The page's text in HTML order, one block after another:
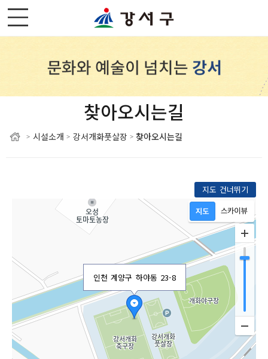
찾아오시는길
> 시설소개 > 강서개화풋살장 > 찾아오시는길
지도 건너뛰기
인천 계양구 하야동 23-8